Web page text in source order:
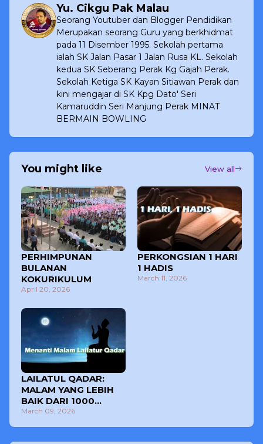
Yu. Cikgu Pak Malau
Seorang Youtuber dan Blogger Pendidikan
Merupakan seorang Guru yang berkhidmat
pada 11 Disember 1995. Sekolah pertama
ialah SK Jalan Pasar 1 Jalan Rusa KL. Sekolah
kedua SK Seberang Perak Kg Gajah Perak.
Sekolah Ketiga SK Kayan Sitiawan Perak dan
kini mengajar di SK Kpg Dato' Seri
Kamaruddin Seri Manjung Perak MINAT
BERMAIN BOWLING
You might like View all
PERHIMPUNAN
BULANAN
KOKURIKULUM
April 20, 2026
PERKONGSIAN 1 HARI
1 HADIS
March 11, 2026
LAILATUL QADAR:
MALAM YANG LEBIH
BAIK DARI 1000
BULAN
March 09, 2026